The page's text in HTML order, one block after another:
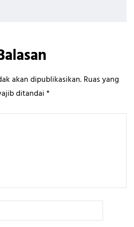
akan dipublikasikan.Ruas yang
ditandai*